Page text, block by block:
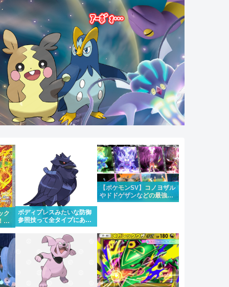
ク
！
な
ボディプレスみたいな防御
参照技って全タイプにある
のはちょっと違うけどもう
1タイプくらい欲しいよな
【ポケモンSV】コノヨザル
やドドゲザンなどの最強レ
イドが4週連続で開催！合